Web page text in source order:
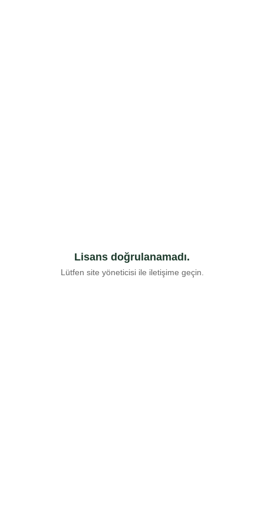
Lisans doğrulanamadı.
Lütfen site yöneticisi ile iletişime geçin.